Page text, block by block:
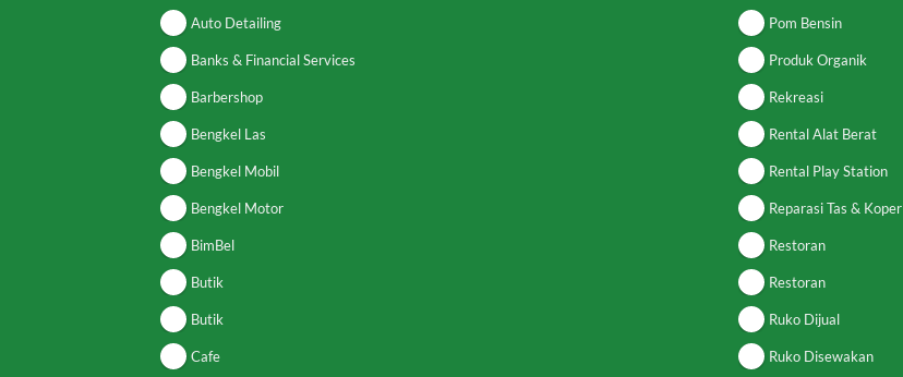
Auto Detailing
Banks & Financial Services
Barbershop
Bengkel Las
Bengkel Mobil
Bengkel Motor
BimBel
Butik
Butik
Cafe
Pom Bensin
Produk Organik
Rekreasi
Rental Alat Berat
Rental Play Station
Reparasi Tas & Koper
Restoran
Restoran
Ruko Dijual
Ruko Disewakan